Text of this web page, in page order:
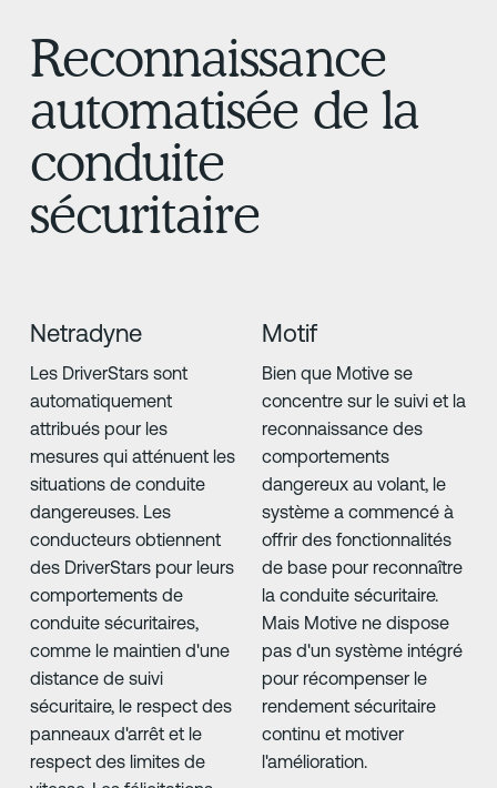
Reconnaissance
automatisée de la
conduite
sécuritaire
Netradyne
Les DriverStars sont
automatiquement
attribués pour les
mesures qui atténuent les
situations de conduite
dangereuses. Les
conducteurs obtiennent
des DriverStars pour leurs
comportements de
conduite sécuritaires,
comme le maintien d'une
distance de suivi
sécuritaire, le respect des
panneaux d'arrêt et le
respect des limites de
Motif
Bien que Motive se
concentre sur le suivi et la
reconnaissance des
comportements
dangereux au volant, le
système a commencé à
offrir des fonctionnalités
de base pour reconnaître
la conduite sécuritaire.
Mais Motive ne dispose
pas d'un système intégré
pour récompenser le
rendement sécuritaire
continu et motiver
l'amélioration.